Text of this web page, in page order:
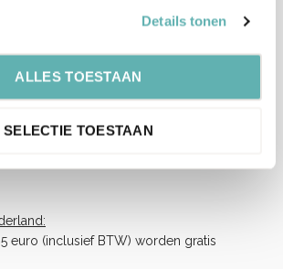
Details tonen
ALLES TOESTAAN
SELECTIE TOESTAAN
tot vrijdag) geldt: voor 15:00 besteld
bij PostNL.
langer onderweg zijn dan normaal
euro (inclusief BTW) worden gratis